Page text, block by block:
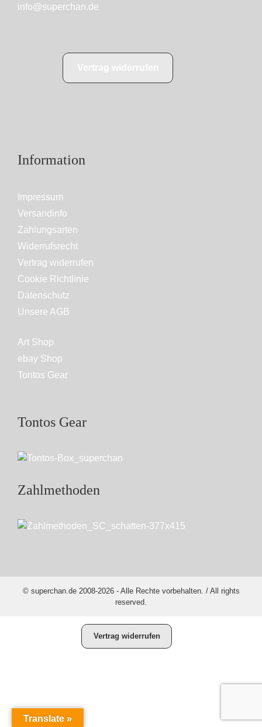
info@superchan.de
Information
Impressum
Versandinfo
Zahlungsarten
Widerrufsrecht
Vertrag widerrufen
Cookie Richtlinie
Datenschutz
Unsere AGB
Art Shop
ebay Shop
Tontos Gear
Tontos Gear
Zahlmethoden
© superchan.de 2008-2026 - Alle Rechte vorbehalten. / All rights
reserved.
Vertrag widerrufen
Translate »